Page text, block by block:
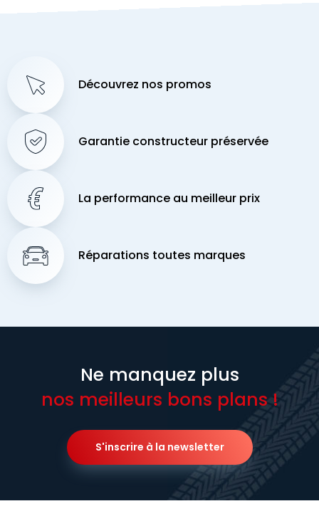
Découvrez nos promos
Garantie constructeur préservée
La performance au meilleur prix
Réparations toutes marques
Ne manquez plus
nos meilleurs bons plans !
S'inscrire à la newsletter